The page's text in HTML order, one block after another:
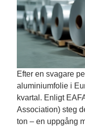
Efter en svagare
aluminiumfolie i
kvartal. Enligt
Association) steg
ton – en uppgång